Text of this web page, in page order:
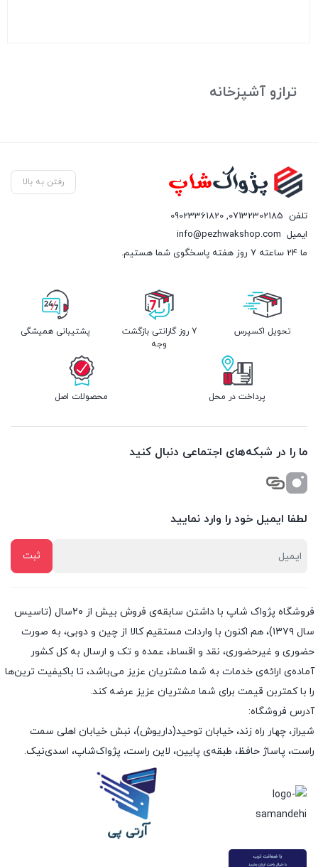
ترازو آشپزخانه
رفتن به بالا
تلفن 07132302185
,
09023361820
ایمیل info@pezhwakshop.com
ما 24 ساعته 7 روز هفته پاسخگوی شما هستیم.
تحویل اکسپرس
7 روز گارانتی بازگشت
وجه
پشتیبانی همیشگی
پرداخت در محل محصولات اصل
ما را در شبکه‌های اجتماعی دنبال کنید
لطفا ایمیل خود را وارد نمایید
فروشگاه پژواک شاپ با داشتن سابقه‌ی فروش بیش از ۲۰سال (تاسیس
سال ۱۳۷۹)، هم اکنون با واردات مستقیم کالا از چین و دوبی، به صورت
حضوری و غیرحضوری، نقد و اقساط، عمده و تک و ارسال به کل کشور
آماده‌ی ارائه‌ی خدمات به شما مشتریان عزیز می‌باشد، تا باکیفیت ترین‌ها
را با کمتربن قیمت برای شما مشتریان عزیز عرضه کند.
آدرس فروشگاه:
شیراز، چهار راه زند، خیابان توحید(داریوش)، نبش خیابان اهلی سمت
راست، پاساژ حافظ، طبقه‌ی پایین، لاین راست، پژواک‌شاپ، اسدی‌نیک.